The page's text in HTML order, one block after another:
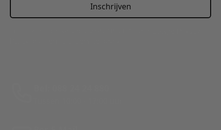
Inschrijven